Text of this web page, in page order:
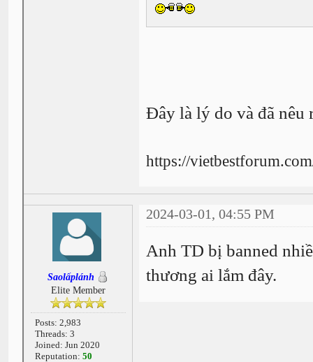
Đây là lý do và đã nêu
https://
Saolấplánh
Elite Member
Posts: 2,983
Threads: 3
Joined: Jun 2020
Reputation: 50
2024-03-01, 04:55 PM
Anh TD bị banned
thương ai lắm đây.